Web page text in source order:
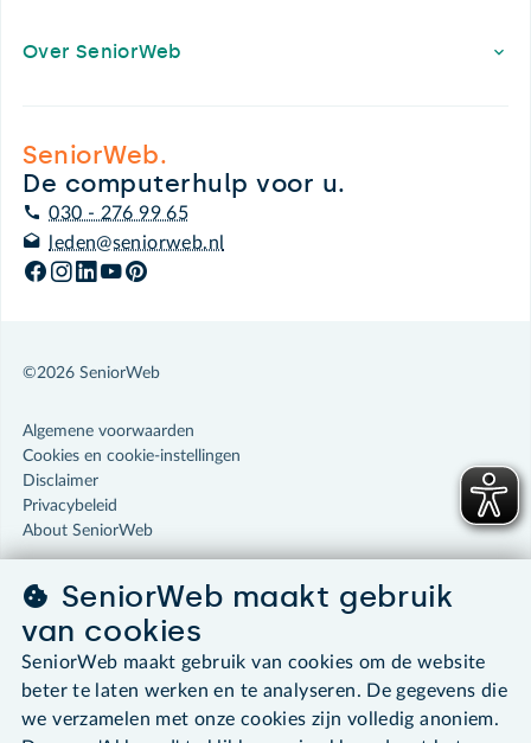
Over SeniorWeb
SeniorWeb.
De computerhulp voor u.
030 - 276 99 65
leden@seniorweb.nl
©2026 SeniorWeb
Algemene voorwaarden
Cookies en cookie-instellingen
Disclaimer
Privacybeleid
About SeniorWeb
SeniorWeb maakt gebruik
van cookies
SeniorWeb maakt gebruik van cookies om de website
beter te laten werken en te analyseren. De gegevens die
we verzamelen met onze cookies zijn volledig anoniem.